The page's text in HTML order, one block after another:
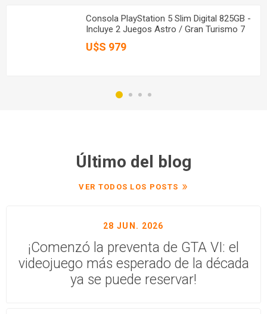
Consola PlayStation 5 Slim Digital 825GB -
Incluye 2 Juegos Astro / Gran Turismo 7
U$S 979
Último del blog
VER TODOS LOS POSTS
28 JUN. 2026
¡Comenzó la preventa de GTA VI: el
videojuego más esperado de la década
ya se puede reservar!